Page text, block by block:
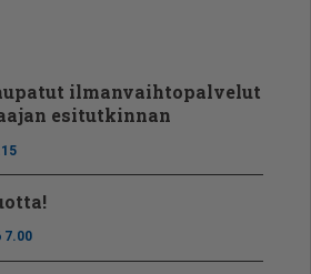
ilmanvaihtopalvelut
esitutkinnan
7.00